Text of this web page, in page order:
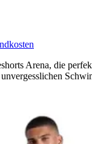
Arena, die